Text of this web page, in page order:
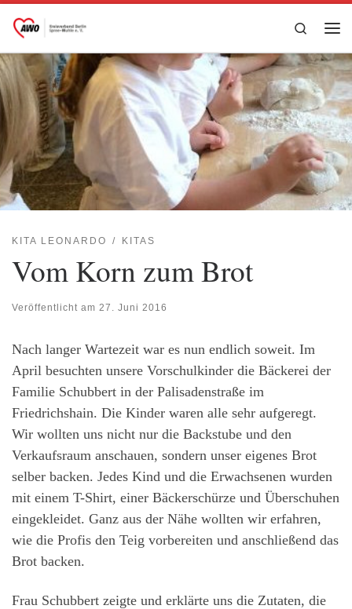
Zum Inhalt springen
Search
KITA LEONARDO KITAS
Vom Korn zum Brot
Veröffentlicht am 27. Juni 2016
Nach langer Wartezeit war es nun endlich soweit. Im
April besuchten unsere Vorschulkinder die Bäckerei der
Familie Schubbert in der Palisadenstraße im
Friedrichshain. Die Kinder waren alle sehr aufgeregt.
Wir wollten uns nicht nur die Backstube und den
Verkaufsraum anschauen, sondern unser eigenes Brot
selber backen. Jedes Kind und die Erwachsenen wurden
mit einem T-Shirt, einer Bäckerschürze und Überschuhen
eingekleidet. Ganz aus der Nähe wollten wir erfahren,
wie die Profis den Teig vorbereiten und anschließend das
Brot backen.
Frau Schubbert zeigte und erklärte uns die Zutaten, die